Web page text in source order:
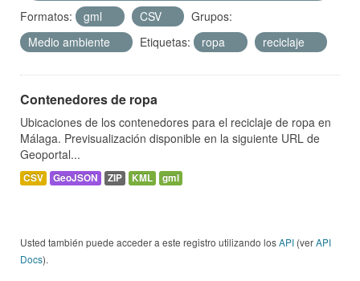
Formatos:
gml CSV
Grupos:
Medio ambiente
Etiquetas: ropa reciclaje
Contenedores de ropa
Ubicaciones de los contenedores para el reciclaje de ropa en
Málaga. Previsualización disponible en la siguiente URL de
Geoportal...
CSV GeoJSON ZIP KML gml
Usted también puede acceder a este registro utilizando losAPI (verAPI
Docs).